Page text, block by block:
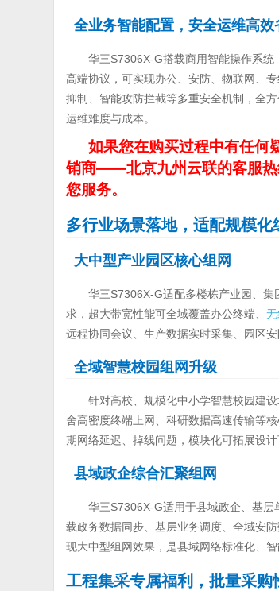
全业务智能配置，安全运维高效
华三S7306X-G搭载商用智能操作系
高端协议，可实现办公、安防、物联网、
抑制、智能攻防拦截等多重安全机制，全
运维难度与成本。
如果您在购买过程中有任何
销商——北京九州云联的客服热
您服务。
多行业场景落地，适配规模化
大中型产业园区核心组网
华三S7306X-G适配多楼栋产业园、
求，超大带宽性能可全域覆盖办公终端、
远程协同会议、生产数据实时采集、园区
全域智慧校园组网升级
针对高校、规模化中小学智慧校园建
舍高密度终端上网、科研数据高速传输等
期网络延迟、掉线问题，模块化可拓展设
县域政企综合汇聚组网
华三S7306X-G适用于县域政企、基
载政务数据同步、基层业务调度、全域安
现大中型组网效果，是县域网络标准化、智
工程集采专属福利，批量采购